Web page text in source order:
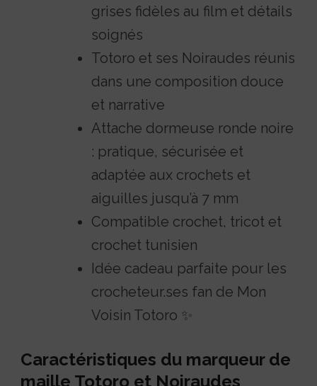
grises fidèles au film et détails
soignés
Totoro et ses Noiraudes réunis
dans une composition douce
et narrative
Attache dormeuse ronde noire
: pratique, sécurisée et
adaptée aux crochets et
aiguilles jusqu’à 7 mm
Compatible crochet, tricot et
crochet tunisien
Idée cadeau parfaite pour les
crocheteur.ses fan de Mon
Voisin Totoro ✨
Caractéristiques du marqueur de
maille Totoro et Noiraudes